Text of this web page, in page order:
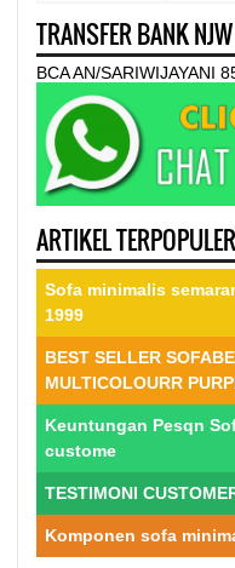
TRANSFER BANK
BCA AN/SARIWIJAYANI
ARTIKEL TERPOPULER
Sofa minimalis
1999
BEST SELLER
MULTICOLOURR
Keuntungan Pesqn
custome
TESTIMONI
Komponen sofa